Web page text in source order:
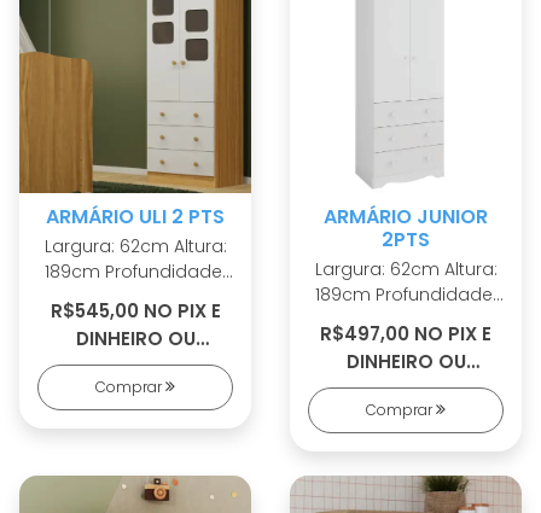
ARMÁRIO ULI 2 PTS
Largura: 62cm Altura:
189cm Profundidade:
42cm 100% MDF
Cabideiro metálico
Puxadores em ABS 2
opções de rodapé
Corrediças
telescópicas Portas
Sistema
antitombamento
R$545,00 NO PIX E
DINHEIRO OU
R$584,00 EM 5X S/
JUROS
Comprar
ARMÁRIO JUNIOR
2PTS
Largura: 62cm Altura:
189cm Profundidade:
42cm 100% MDF
Cabideiro metálico
Puxadores em ABS 2
opções de rodapé
Corrediças
telescópicas Sistema
antitombamento
R$497,00 NO PIX E
DINHEIRO OU
R$532,00 EM 4X S/
JUROS
Comprar